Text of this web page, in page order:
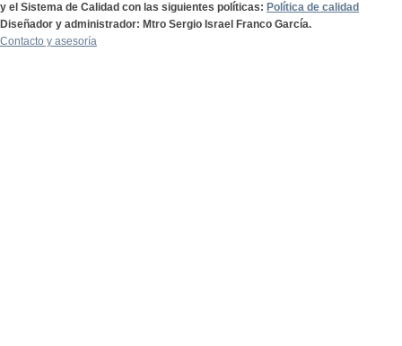
y el Sistema de Calidad con las siguientes políticas: Política de calidad
Diseñador y administrador: Mtro Sergio Israel Franco García.
Contacto y asesoría